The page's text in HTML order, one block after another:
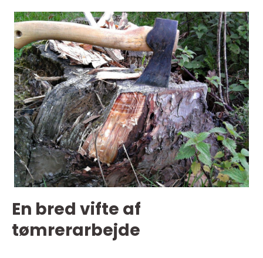
En bred vifte af
tømrerarbejde